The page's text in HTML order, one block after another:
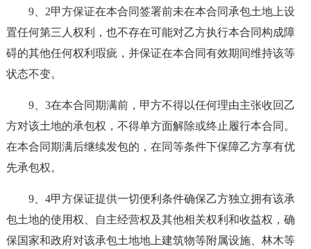
9、2甲方保证在本合同签署前未在本合同承包土地上设
置任何第三人权利，也不存在可能对乙方执行本合同构成障
碍的其他任何权利瑕疵，并保证在本合同有效期间维持该等
状态不变。
9、3在本合同期满前，甲方不得以任何理由主张收回乙
方对该土地的承包权，不得单方面解除或终止履行本合同。
在本合同期满后继续发包的，在同等条件下保障乙方享有优
先承包权。
9、4甲方保证提供一切便利条件确保乙方独立拥有该承
包土地的使用权、自主经营权及其他相关权利和收益权，确
保国家和政府对该承包土地地上建筑物等附属设施、林木等